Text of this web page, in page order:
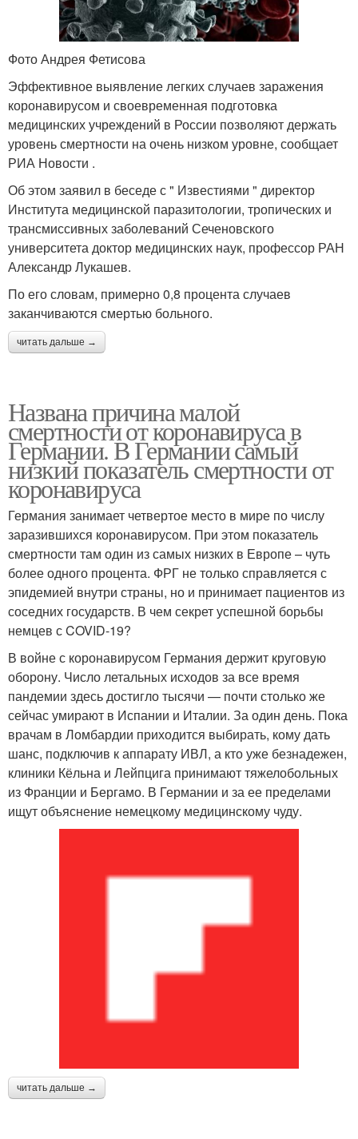
Фото Андрея Фетисова
Эффективное выявление легких случаев заражения
коронавирусом и своевременная подготовка
медицинских учреждений в России позволяют держать
уровень смертности на очень низком уровне, сообщает
РИА Новости .
Об этом заявил в беседе с " Известиями " директор
Института медицинской паразитологии, тропических и
трансмиссивных заболеваний Сеченовского
университета доктор медицинских наук, профессор РАН
Александр Лукашев.
По его словам, примерно 0,8 процента случаев
заканчиваются смертью больного.
читать дальше →
Названа причина малой
смертности от коронавируса в
Германии. В Германии самый
низкий показатель смертности от
коронавируса
Германия занимает четвертое место в мире по числу
заразившихся коронавирусом. При этом показатель
смертности там один из самых низких в Европе – чуть
более одного процента. ФРГ не только справляется с
эпидемией внутри страны, но и принимает пациентов из
соседних государств. В чем секрет успешной борьбы
немцев с COVID-19?
В войне с коронавирусом Германия держит круговую
оборону. Число летальных исходов за все время
пандемии здесь достигло тысячи — почти столько же
сейчас умирают в Испании и Италии. За один день. Пока
врачам в Ломбардии приходится выбирать, кому дать
шанс, подключив к аппарату ИВЛ, а кто уже безнадежен,
клиники Кёльна и Лейпцига принимают тяжелобольных
из Франции и Бергамо. В Германии и за ее пределами
ищут объяснение немецкому медицинскому чуду.
читать дальше →